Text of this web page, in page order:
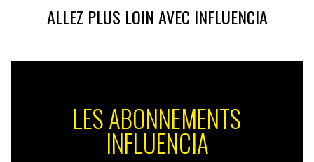
ALLEZ PLUS LOIN AVEC INFLUENCIA
LES ABONNEMENTS
INFLUENCIA